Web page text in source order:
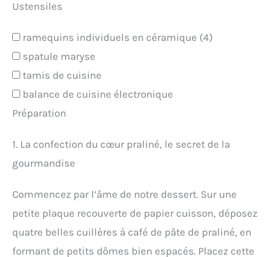
Ustensiles
ramequins individuels en céramique (4)
spatule maryse
tamis de cuisine
balance de cuisine électronique
Préparation
1. La confection du cœur praliné, le secret de la
gourmandise
Commencez par l’âme de notre dessert. Sur une
petite plaque recouverte de papier cuisson, déposez
quatre belles cuillères à café de pâte de praliné, en
formant de petits dômes bien espacés. Placez cette